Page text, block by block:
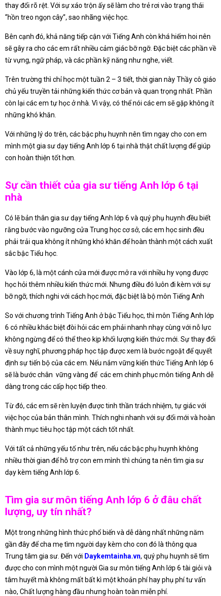
thay đổi rõ rệt. Với sự xáo trộn ấy sẽ làm cho trẻ rơi vào trạng thái
“hồn treo ngọn cây”, sao nhãng việc học.
Bên cạnh đó, khả năng tiếp cận với Tiếng Anh còn khá hiếm hoi nên
sẽ gây ra cho các em rất nhiều cảm giác bỡ ngỡ. Đặc biệt các phần về
từ vựng, ngữ pháp, và các phần kỹ năng như nghe, viết.
Trên trường thì chỉ học một tuần 2 – 3 tiết, thời gian này Thầy cô giáo
chủ yếu truyền tải những kiến thức cơ bản và quan trọng nhất. Phần
còn lại các em tự học ở nhà. Vì vậy, có thể nói các em sẽ gặp không ít
những khó khăn.
Với những lý do trên, các bậc phụ huynh nên tìm ngay cho con em
mình một gia sư dạy tiếng Anh lớp 6 tại nhà thật chất lượng để giúp
con hoàn thiện tốt hơn.
Sự cần thiết của gia sư tiếng Anh lớp 6 tại
nhà
Có lẽ bản thân gia sư dạy tiếng Anh lớp 6 và quý phụ huynh đều biết
rằng bước vào ngưỡng cửa Trung học cơ sở, các em học sinh đều
phải trải qua không ít những khó khăn để hoàn thành một cách xuất
sắc bậc Tiểu học.
Vào lớp 6, là một cánh cửa mới được mở ra với nhiều hy vọng được
học hỏi thêm nhiều kiến thức mới. Nhưng điều đó luôn đi kèm với sự
bỡ ngỡ, thích nghi với cách học mới, đặc biệt là bộ môn Tiếng Anh
So với chương trình Tiếng Anh ở bậc Tiểu học, thì môn Tiếng Anh lớp
6 có nhiều khác biệt đòi hỏi các em phải nhanh nhạy cùng với nỗ lực
không ngừng để có thể theo kịp khối lượng kiến thức mới. Sự thay đổi
về suy nghĩ, phương pháp học tập được xem là bước ngoặt để quyết
định sự tiến bộ của các em. Nếu nắm vững kiến thức Tiếng Anh lớp 6
sẽ là bước chân vững vàng để các em chinh phục môn tiếng Anh dễ
dàng trong các cấp học tiếp theo.
Từ đó, các em sẽ rèn luyện được tinh thần trách nhiệm, tự giác với
việc học của bản thân mình. Thích nghi nhanh với sự đổi mới và hoàn
thành mục tiêu học tập một cách tốt nhất.
Với tất cả những yếu tố như trên, nếu các bậc phụ huynh không
nhiều thời gian để hỗ trợ con em mình thì chúng ta nên tìm gia sư
dạy kèm tiếng Anh lớp 6.
Tìm gia sư môn tiếng Anh lớp 6 ở đâu chất
lượng, uy tín nhất?
Một trong những hình thức phổ biến và dễ dàng nhất những năm
gần đây để cha mẹ tìm người dạy kèm cho con đó là thông qua
Trung tâm gia sư. Đến với Daykemtainha.vn, quý phụ huynh sẽ tìm
được cho con mình một người Gia sư môn tiếng Anh lớp 6 tài giỏi và
tâm huyết mà không mất bất kì một khoản phí hay phụ phí tư vấn
nào, Chất lượng hàng đầu nhưng hoàn toàn miễn phí.